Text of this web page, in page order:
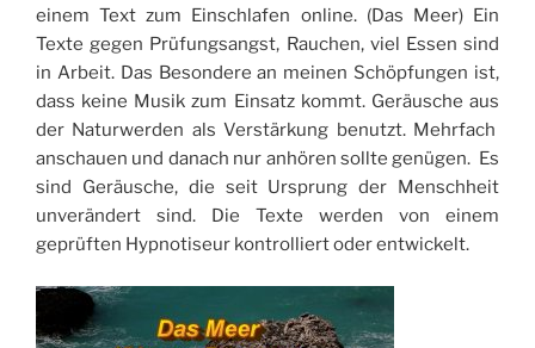
einem Text zum Einschlafen online. (Das Meer) Ein
Texte gegen Prüfungsangst, Rauchen, viel Essen sind
in Arbeit. Das Besondere an meinen Schöpfungen ist,
dass keine Musik zum Einsatz kommt. Geräusche aus
der Naturwerden als Verstärkung benutzt. Mehrfach
anschauen und danach nur anhören sollte genügen. Es
sind Geräusche, die seit Ursprung der Menschheit
unverändert sind. Die Texte werden von einem
geprüften Hypnotiseur kontrolliert oder entwickelt.